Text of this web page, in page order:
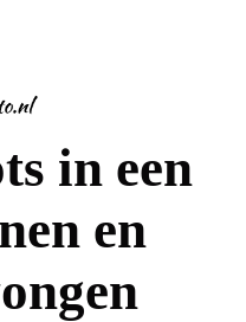
in een
en